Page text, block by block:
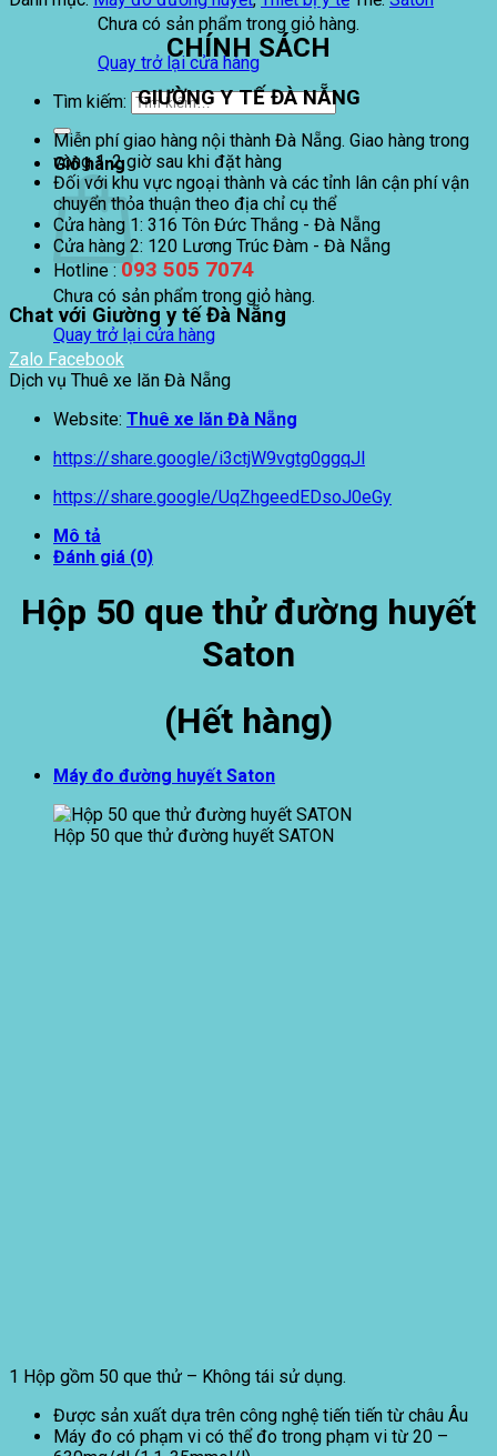
Chưa có sản phẩm trong giỏ hàng.
Quay trở lại cửa hàng
Tìm kiếm:
Giỏ hàng
Chưa có sản phẩm trong giỏ hàng.
Quay trở lại cửa hàng
CHÍNH SÁCH
GIƯỜNG Y TẾ ĐÀ NẴNG
Miễn phí giao hàng nội thành Đà Nẵng. Giao hàng trong
vòng 1-2 giờ sau khi đặt hàng
Đối với khu vực ngoại thành và các tỉnh lân cận phí vận
chuyển thỏa thuận theo địa chỉ cụ thể
Cửa hàng 1: 316 Tôn Đức Thắng - Đà Nẵng
Cửa hàng 2: 120 Lương Trúc Đàm - Đà Nẵng
Hotline : 093 505 7074
Chat với Giường y tế Đà Nẵng
Zalo Facebook
Dịch vụ Thuê xe lăn Đà Nẵng
Website: Thuê xe lăn Đà Nẵng
https://share.google/i3ctjW9vgtg0ggqJl
https://share.google/UqZhgeedEDsoJ0eGy
Mô tả
Đánh giá (0)
Hộp 50 que thử đường huyết
Saton
(Hết hàng)
Máy đo đường huyết Saton
Hộp 50 que thử đường huyết SATON
1 Hộp gồm 50 que thử – Không tái sử dụng.
Được sản xuất dựa trên công nghệ tiến tiến từ châu Âu
Máy đo có phạm vi có thể đo trong phạm vi từ 20 –